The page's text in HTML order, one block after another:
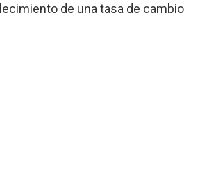
de una tasa de cambio